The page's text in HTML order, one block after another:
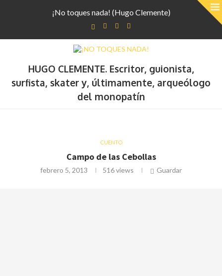
¡No toques nada! (Hugo Clemente)
HUGO CLEMENTE. Escritor, guionista,
surfista, skater y, últimamente, arqueólogo
del monopatín
CUENTO
Campo de las Cebollas
febrero 5, 2013 516views Guardar